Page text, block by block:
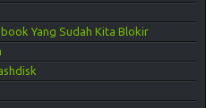
Yang Sudah Kita Blokir